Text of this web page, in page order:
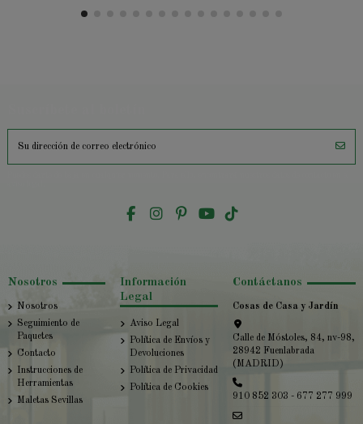
Nosotros
Nosotros
Seguimiento de
Paquetes
Contacto
Instrucciones de
Herramientas
Maletas Sevillas
Información
Legal
Aviso Legal
Política de Envíos y
Devoluciones
Política de Privacidad
Política de Cookies
Contáctanos
Cosas de Casa y Jardín
Calle de Móstoles, 84, nv-98,
28942 Fuenlabrada
(MADRID)
910 852 303 - 677 277 999